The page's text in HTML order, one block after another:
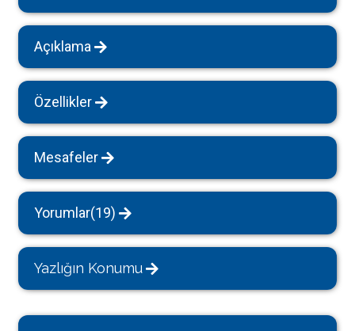
Açıklama
Özellikler
Mesafeler
Yorumlar(19)
Yazlığın Konumu